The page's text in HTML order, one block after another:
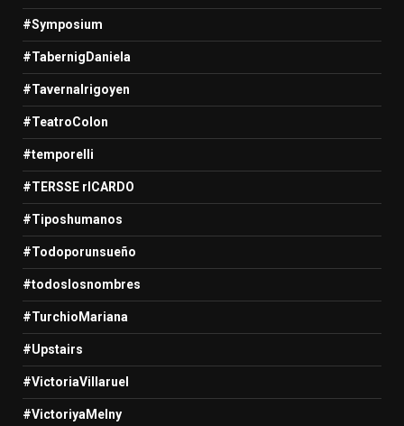
#Symposium
#TabernigDaniela
#TavernaIrigoyen
#TeatroColon
#temporelli
#TERSSE rICARDO
#Tiposhumanos
#Todoporunsueño
#todoslosnombres
#TurchioMariana
#Upstairs
#VictoriaVillaruel
#VictoriyaMelny